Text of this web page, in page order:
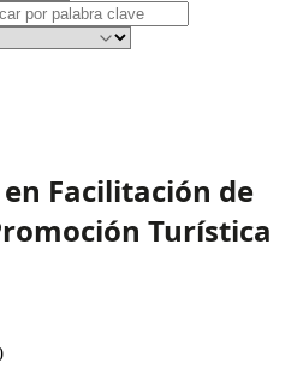
Facilitación de
Turística